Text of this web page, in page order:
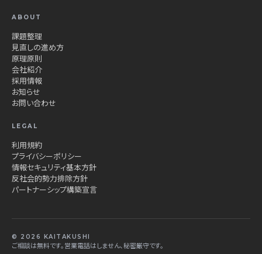
ABOUT
課題整理
見直しの進め方
原理原則
会社紹介
採用情報
お知らせ
お問い合わせ
LEGAL
利用規約
プライバシーポリシー
情報セキュリティ基本方針
反社会的勢力排除方針
パートナーシップ構築宣言
© 2026 KAITAKUSHI
ご相談は無料です。営業電話はしません、秘密厳守です。